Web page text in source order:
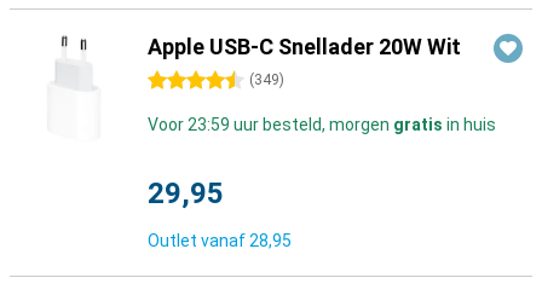
Apple USB-C Snellader 20W Wit
4.5 sterren (349)
Voor 23:59 uur besteld, morgen gratis in huis
29,95
Outlet vanaf 28,95